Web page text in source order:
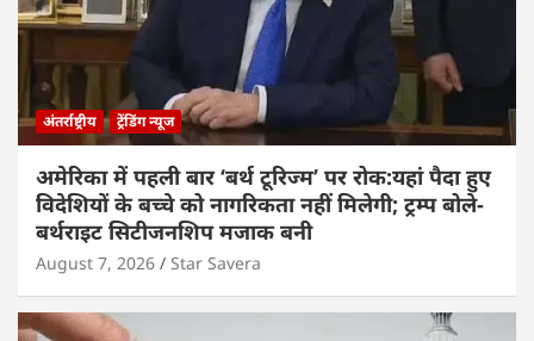
अंतर्राष्ट्रीय ट्रेंडिंग न्यूज
अमेरिका में पहली बार ‘बर्थ टूरिज्म’ पर रोक:यहां पैदा हुए
विदेशियों के बच्चे को नागरिकता नहीं मिलेगी; ट्रम्प बोले-
बर्थराइट सिटीजनशिप मजाक बनी
August 7, 2026 Star Savera